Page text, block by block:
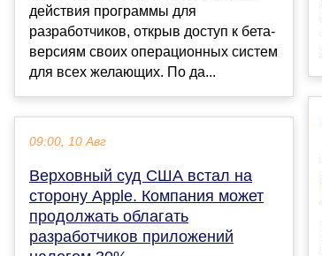
действия программы для
разработчиков, открыв доступ к бета-
версиям своих операционных систем
для всех желающих. По да...
09:00, 10 Авг
Верховный суд США встал на
сторону Apple. Компания может
продолжать облагать
разработчиков приложений